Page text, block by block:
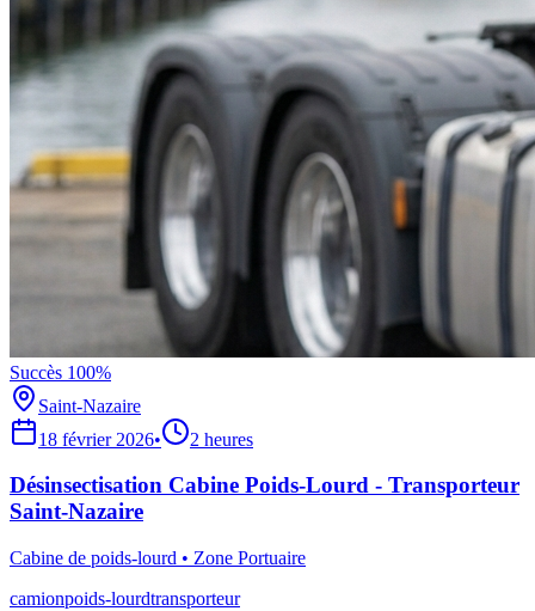
Succès 100%
Saint-Nazaire
18 février 2026• 2 heures
Désinsectisation Cabine Poids-Lourd - Transporteur
Saint-Nazaire
Cabine de poids-lourd • Zone Portuaire
camionpoids-lourdtransporteur